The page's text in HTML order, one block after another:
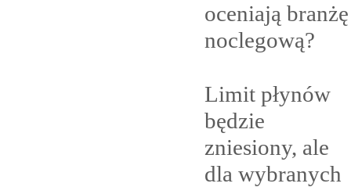
oceniają branżę
noclegową?
Limit płynów
będzie
zniesiony, ale
dla wybranych